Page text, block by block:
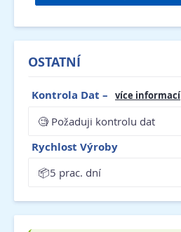
OSTATNÍ
Kontrola Dat – více informací
🧐 Požaduji kontrolu dat
Rychlost Výroby
📦5 prac. dní